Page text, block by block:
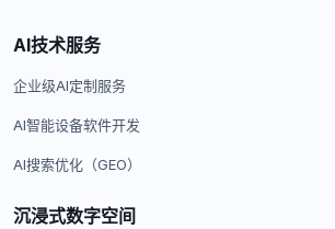
AI技术服务
企业级AI定制服务
AI智能设备软件开发
AI搜索优化（GEO）
沉浸式数字空间